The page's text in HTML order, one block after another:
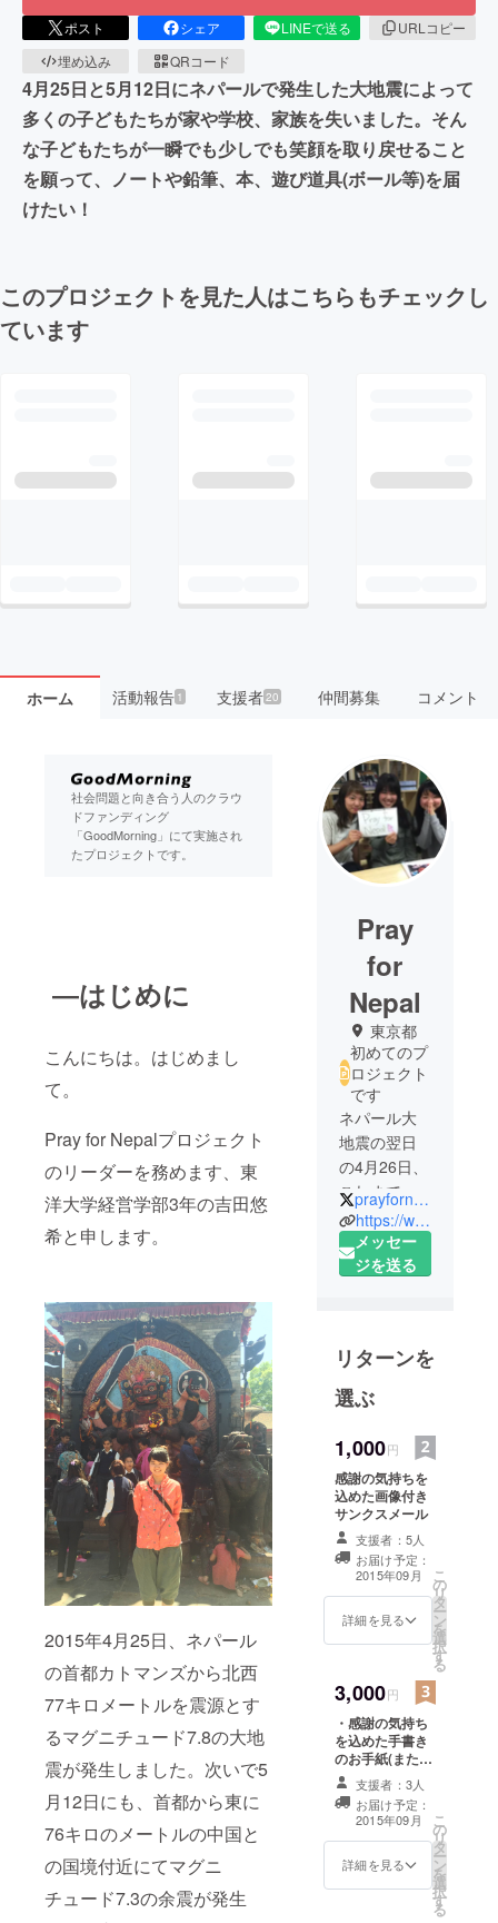
ポスト シェア LINEで送る
URLコピー
埋め込み
QRコード
4月25日と5月12日にネパールで発生した大地震によって
多くの子どもたちが家や学校、家族を失いました。そん
な子どもたちが一瞬でも少しでも笑顔を取り戻せること
を願って、ノートや鉛筆、本、遊び道具(ボール等)を届
けたい！
このプロジェクトを見た人はこちらもチェックし
ています
ホーム 活動報告1 支援者20 仲間募集 コメント
社会問題と向き合う人のクラウ
ドファンディング
「GoodMorning」にて実施され
たプロジェクトです。
―はじめに
こんにちは。はじめまし
て。
Pray for Nepalプロジェクト
のリーダーを務めます、東
洋大学経営学部3年の吉田悠
希と申します。
2015年4月25日、ネパール
の首都カトマンズから北西
77キロメートルを震源とす
るマグニチュード7.8の大地
震が発生しました。次いで5
月12日にも、首都から東に
76キロのメートルの中国と
の国境付近にてマグニ
チュード7.3の余震が発生
Pray
for
Nepal
東京都
初めてのプ
ロジェクト
です
ネパール大
地震の翌日
の4月26日、
これまでの
二度の渡航
経験により
ネパールが
の吉田悠希
(写真右)の呼
びかけに
まった有志
のネパール
緊急支援プ
ロジェク
ト。首都圏
の25大学の
人が中心と
と大阪にも
支部を設
け、現在70
名で活動
中。自分た
ちにできる
頻度・範囲
モットーに
prayfornepal425
https://www.facebook.com/prayfornepal425
メッセー
ジを送る
リターンを
選ぶ
1,000円
感謝の気持ちを
込めた画像付き
サンクスメール
支援者：5人
お届け予定：
2015年09月
詳細を見る
こ
の
リ
タ
ー
ン
を
選
択
す
る
3,000円
・感謝の気持ち
を込めた手書き
のお手紙(または
サンクスレター)
を郵送でお送り
します ・ネパー
ルの子どもたち
の写真
支援者：3人
お届け予定：
2015年09月
詳細を見る
こ
の
リ
タ
ー
ン
を
選
択
す
る